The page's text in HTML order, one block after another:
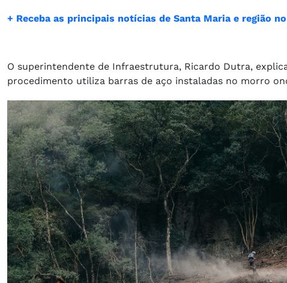
+ Receba as principais notícias de Santa Maria e região
O superintendente de Infraestrutura, Ricardo Dutra,
procedimento utiliza barras de aço instaladas no morro